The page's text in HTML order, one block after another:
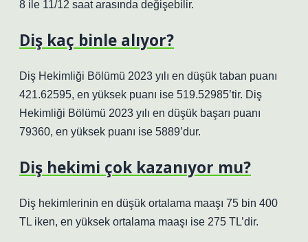
8 ile 11/12 saat arasında değişebilir.
Diş kaç binle alıyor?
Diş Hekimliği Bölümü 2023 yılı en düşük taban puanı
421.62595, en yüksek puanı ise 519.52985’tir. Diş
Hekimliği Bölümü 2023 yılı en düşük başarı puanı
79360, en yüksek puanı ise 5889’dur.
Diş hekimi çok kazanıyor mu?
Diş hekimlerinin en düşük ortalama maaşı 75 bin 400
TL iken, en yüksek ortalama maaşı ise 275 TL’dir.